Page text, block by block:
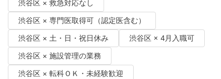
渋谷区 × 救急対応なし
渋谷区 × 専門医取得可（認定医含む）
渋谷区 × 土・日・祝日休み
渋谷区 × 4月入職可
渋谷区 × 施設管理の業務
渋谷区 × 転科ＯＫ・未経験歓迎